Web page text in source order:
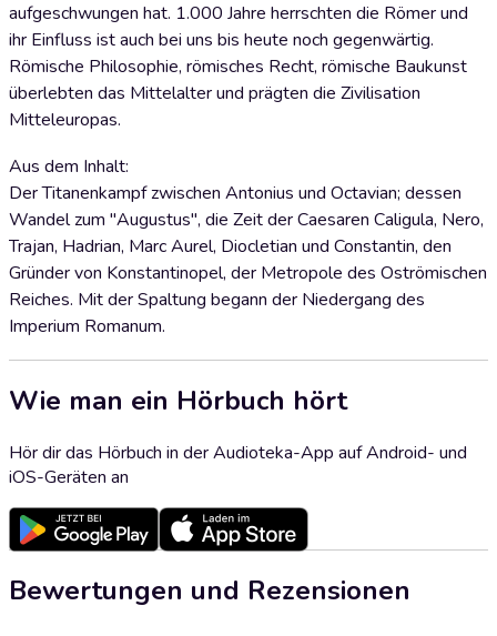
aufgeschwungen hat. 1.000 Jahre herrschten die Römer und
ihr Einfluss ist auch bei uns bis heute noch gegenwärtig.
Römische Philosophie, römisches Recht, römische Baukunst
überlebten das Mittelalter und prägten die Zivilisation
Mitteleuropas.
Aus dem Inhalt:
Der Titanenkampf zwischen Antonius und Octavian; dessen
Wandel zum "Augustus", die Zeit der Caesaren Caligula, Nero,
Trajan, Hadrian, Marc Aurel, Diocletian und Constantin, den
Gründer von Konstantinopel, der Metropole des Oströmischen
Reiches. Mit der Spaltung begann der Niedergang des
Imperium Romanum.
Wie man ein Hörbuch hört
Hör dir das Hörbuch in der Audioteka-App auf Android- und
iOS-Geräten an
Bewertungen und Rezensionen